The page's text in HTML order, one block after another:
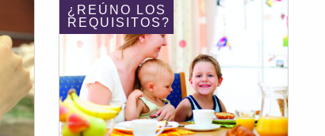
¿REÚNO LOS
REQUISITOS?